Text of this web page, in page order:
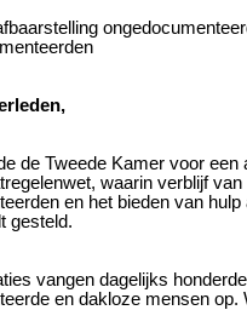
de Tweede Kamer voor een
waarin verblijf van
en het bieden van
gesteld.
vangen dagelijks
en dakloze mensen op.